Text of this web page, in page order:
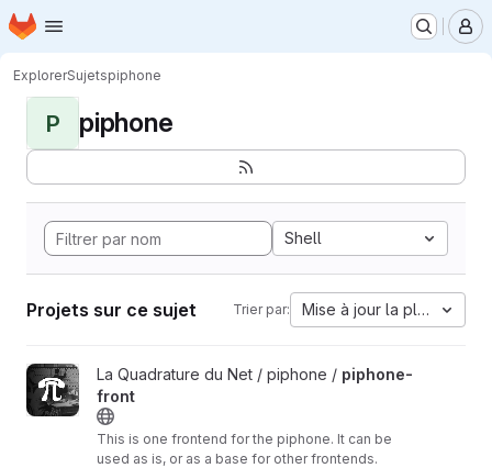
Passer au contenu principal
Page d'accueil
ExplorerSujetspiphone
P piphone
Shell
Projets sur ce sujet Trier par: Mise à jour la plus
Afficher le projet piphone-front
La Quadrature du Net / piphone / piphone-
front
This is one frontend for the piphone. It can be
used as is, or as a base for other frontends.